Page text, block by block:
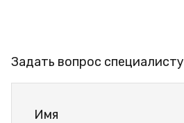
Задать вопрос специалисту
Имя